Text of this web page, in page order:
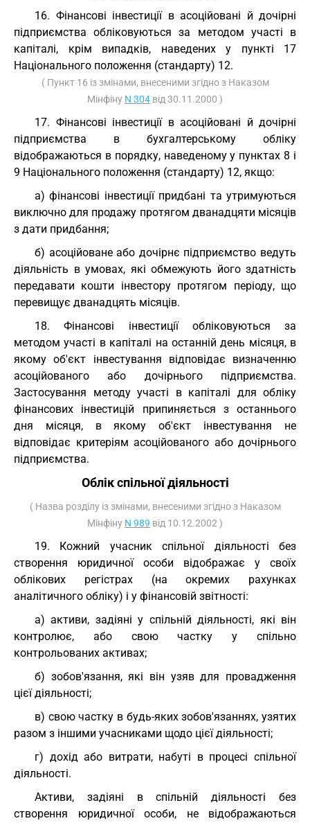
16. Фінансові інвестиції в асоційовані й дочірні
підприємства обліковуються за методом участі в
капіталі, крім випадків, наведених у пункті 17
Національного положення (стандарту) 12.
( Пункт 16 із змінами, внесеними згідно з Наказом
Мінфіну N 304 від 30.11.2000 )
17. Фінансові інвестиції в асоційовані й дочірні
підприємства в бухгалтерському обліку
відображаються в порядку, наведеному у пунктах 8 і
9 Національного положення (стандарту) 12, якщо:
а) фінансові інвестиції придбані та утримуються
виключно для продажу протягом дванадцяти місяців
з дати придбання;
б) асоційоване або дочірнє підприємство ведуть
діяльність в умовах, які обмежують його здатність
передавати кошти інвестору протягом періоду, що
перевищує дванадцять місяців.
18. Фінансові інвестиції обліковуються за
методом участі в капіталі на останній день місяця, в
якому об'єкт інвестування відповідає визначенню
асоційованого або дочірнього підприємства.
Застосування методу участі в капіталі для обліку
фінансових інвестицій припиняється з останнього
дня місяця, в якому об'єкт інвестування не
відповідає критеріям асоційованого або дочірнього
підприємства.
Облік спільної діяльності
( Назва розділу із змінами, внесеними згідно з Наказом
Мінфіну N 989 від 10.12.2002 )
19. Кожний учасник спільної діяльності без
створення юридичної особи відображає у своїх
облікових регістрах (на окремих рахунках
аналітичного обліку) і у фінансовій звітності:
а) активи, задіяні у спільній діяльності, які він
контролює, або свою частку у спільно
контрольованих активах;
б) зобов'язання, які він узяв для провадження
цієї діяльності;
в) свою частку в будь-яких зобов'язаннях, узятих
разом з іншими учасниками щодо цієї діяльності;
г) дохід або витрати, набуті в процесі спільної
діяльності.
Активи, задіяні в спільній діяльності без
створення юридичної особи, не відображаються